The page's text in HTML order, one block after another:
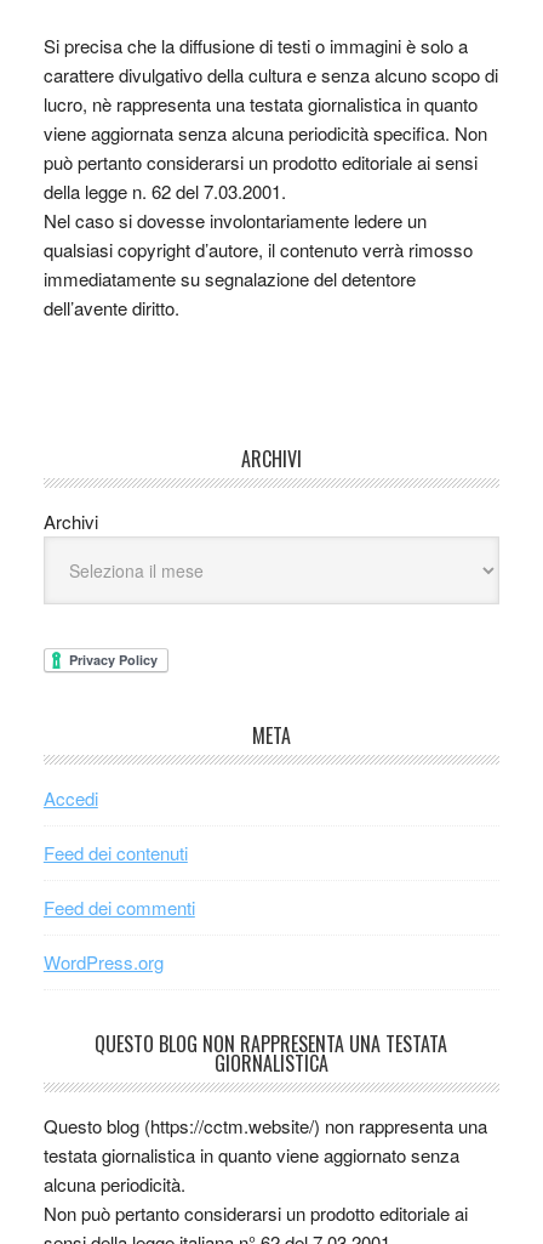
Si precisa che la diffusione di testi o immagini è solo a
carattere divulgativo della cultura e senza alcuno scopo di
lucro, nè rappresenta una testata giornalistica in quanto
viene aggiornata senza alcuna periodicità specifica. Non
può pertanto considerarsi un prodotto editoriale ai sensi
della legge n. 62 del 7.03.2001.
Nel caso si dovesse involontariamente ledere un
qualsiasi copyright d’autore, il contenuto verrà rimosso
immediatamente su segnalazione del detentore
dell’avente diritto.
ARCHIVI
Archivi
META
Accedi
Feed dei contenuti
Feed dei commenti
WordPress.org
QUESTO BLOG NON RAPPRESENTA UNA TESTATA
GIORNALISTICA
Questo blog (https://cctm.website/) non rappresenta una
testata giornalistica in quanto viene aggiornato senza
alcuna periodicità.
Non può pertanto considerarsi un prodotto editoriale ai